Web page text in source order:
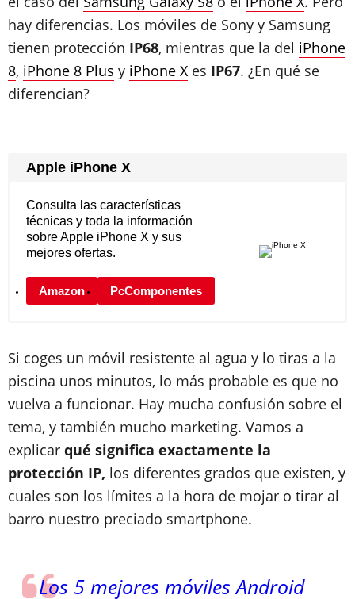
hay diferencias. Los móviles de Sony y Samsung
tienen protección IP68, mientras que la del iPhone
8, iPhone 8 Plus y iPhone X es IP67. ¿En qué se
diferencian?
Apple iPhone X
Amazon PcComponentes
Consulta las características
técnicas y toda la información
sobre Apple iPhone X y sus
mejores ofertas.
Si coges un móvil resistente al agua y lo tiras a la
piscina unos minutos, lo más probable es que no
vuelva a funcionar. Hay mucha confusión sobre el
tema, y también mucho marketing. Vamos a
explicar qué significa exactamente la
protección IP, los diferentes grados que existen, y
cuales son los límites a la hora de mojar o tirar al
barro nuestro preciado smartphone.
Los 5 mejores móviles Android